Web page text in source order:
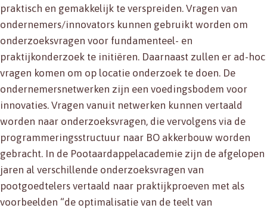
praktisch en gemakkelijk te verspreiden. Vragen van
ondernemers/innovators kunnen gebruikt worden om
onderzoeksvragen voor fundamenteel- en
praktijkonderzoek te initiëren. Daarnaast zullen er ad-hoc
vragen komen om op locatie onderzoek te doen. De
ondernemersnetwerken zijn een voedingsbodem voor
innovaties. Vragen vanuit netwerken kunnen vertaald
worden naar onderzoeksvragen, die vervolgens via de
programmeringsstructuur naar BO akkerbouw worden
gebracht. In de Pootaardappelacademie zijn de afgelopen
jaren al verschillende onderzoeksvragen van
pootgoedtelers vertaald naar praktijkproeven met als
voorbeelden “de optimalisatie van de teelt van